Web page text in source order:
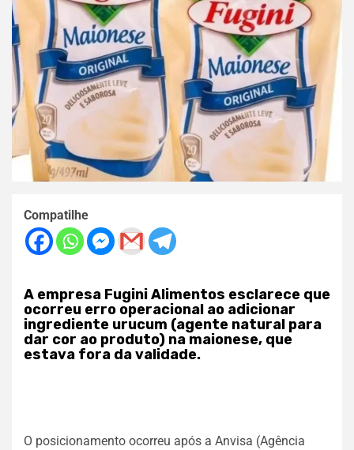
Compatilhe
A empresa Fugini Alimentos esclarece que
ocorreu erro operacional ao adicionar
ingrediente urucum (agente natural para
dar cor ao produto) na maionese, que
estava fora da validade.
O posicionamento ocorreu após a Anvisa (Agência